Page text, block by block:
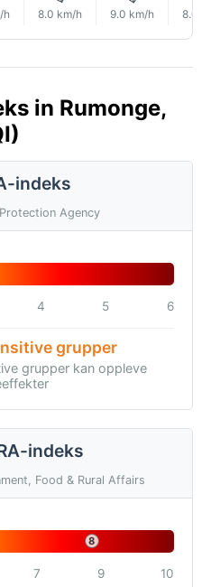
h 8.0 km/h 9.0 km/h 8.0
in Rumonge,
indeks
Agency
4 5 6
grupper
grupper kan oppleve
indeks
Food & Rural Affairs
8
7 9 10